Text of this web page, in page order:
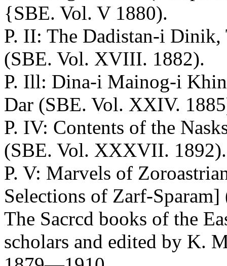
{SBE. Vol. V 1880).
P. II: The Dadistan-i Dinik,
(SBE. Vol. XVIII. 1882).
P. Ill: Dina-i Mainog-i
Dar (SBE. Vol. XXIV.
P. IV: Contents of the
(SBE. Vol. XXXVII. 1892).
P. V: Marvels of
Selections of Zarf-
The Sacrcd books of the
scholars and edited by K.